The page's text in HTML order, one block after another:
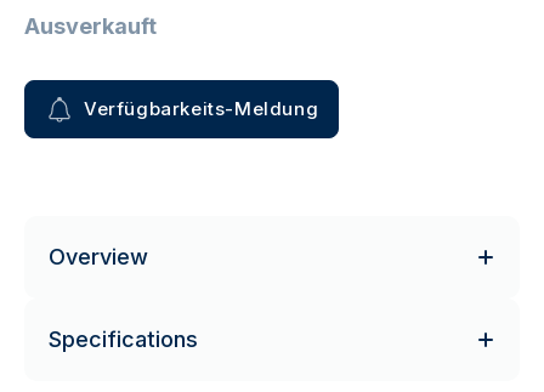
Ausverkauft
Verfügbarkeits-Meldung
Overview
Specifications